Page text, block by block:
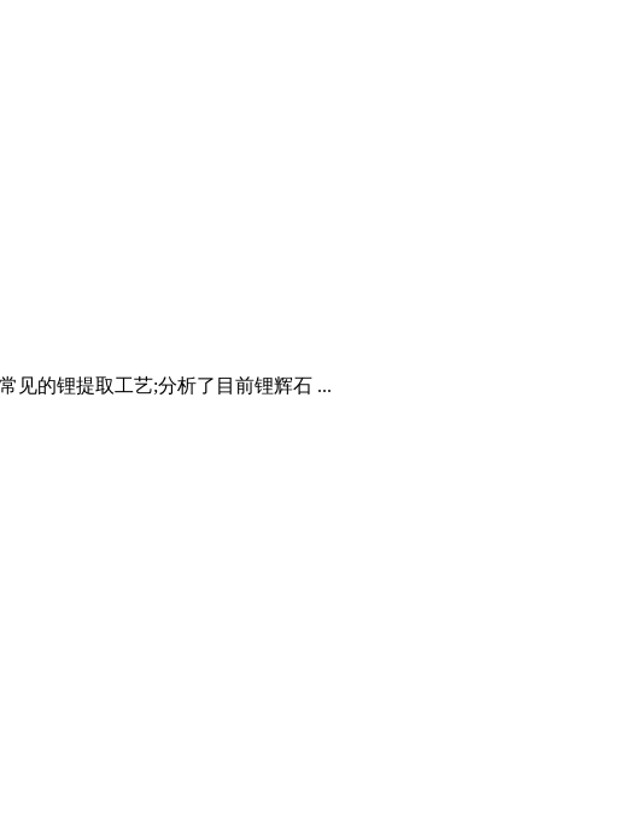
见的锂提取工艺;分析了目前锂辉石 ...